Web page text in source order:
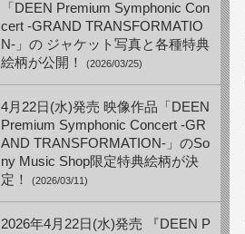
「DEEN Premium Symphonic Con
cert -GRAND TRANSFORMATIO
N-」の ジャケット写真と各種特典
絵柄が公開！
(2026/03/25)
4月22日(水)発売 映像作品「DEEN
Premium Symphonic Concert -GR
AND TRANSFORMATION-」のSo
ny Music Shop限定特典絵柄が決
定！
(2026/03/11)
2026年4月22日(水)発売 『DEEN P